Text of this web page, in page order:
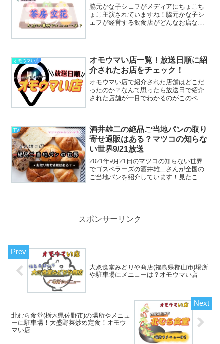
脇元かな子シェフがメディアにちょこち
ょこ主演されていますね！脇元かな子シ
ェフが経営する飲食店がどんなお店なの
元麻布「かんだ」、東京...
オモウマい店
オモウマい店一覧！放送日順に紹
介されたお店をチェック！
オモウマい店で紹介された店舗はどこだ
ったのか？なんて思ったら放送日で紹介
された店舗が一目でわかるのがこのペー
TV
酒井雄二の絶品ご当地パンの取り
寄せ通販はある？マツコの知らな
い世界9/21放送
2021年9月21日のマツコの知らない世界
でゴスペラーズの酒井雄二さんが全国の
ご当地パンを紹介しています！見たこと
スポンサーリンク
大衆食堂みどりや商店(福島県郡山市)場所
や駐車場にメニューは？オモウマい店
北むら食堂(栃木県佐野市)の場所やメニュ
ーに駐車場！大盛野菜炒め定食！オモウ
マい店